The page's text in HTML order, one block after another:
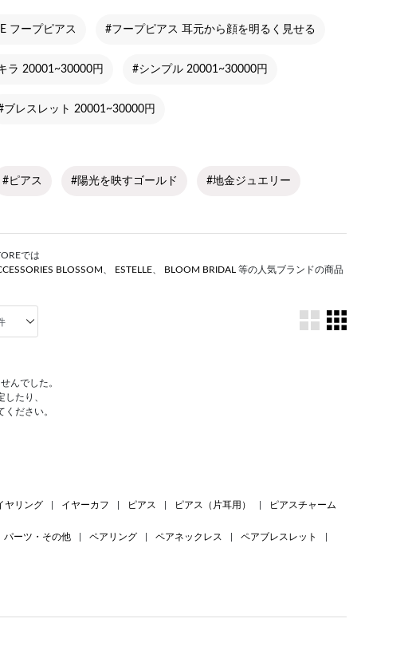
フープピアス #フープピアス 耳元から顔を明るく見せる
ラ 20001~30000円 #シンプル 20001~30000円
ブレスレット 20001~30000円
#ピアス #陽光を映すゴールド #地金ジュエリー
では
BLOSSOM ESTELLE BLOOM BRIDAL 等の人気ブランドの商品
んでした。
したり、
ください。
ヤリング イヤーカフ ピアス ピアス（片耳用） ピアスチャーム
パーツ・その他 ペアリング ペアネックレス ペアブレスレット